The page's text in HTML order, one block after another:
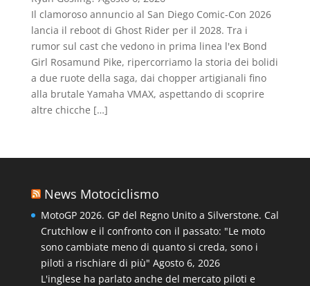
Il clamoroso annuncio al San Diego Comic-Con 2026
lancia il reboot di Ghost Rider per il 2028. Tra i
rumor sul cast che vedono in prima linea l'ex Bond
Girl Rosamund Pike, ripercorriamo la storia dei bolidi
a due ruote della saga, dai chopper artigianali fino
alla brutale Yamaha VMAX, aspettando di scoprire
altre chicche […]
News Motociclismo
MotoGP 2026. GP del Regno Unito a Silverstone. Cal
Crutchlow e il confronto con il passato: "Le moto
sono cambiate meno di quanto si creda, sono i
piloti a rischiare di più" Agosto 6, 2026
L'inglese ha parlato anche del mercato piloti e